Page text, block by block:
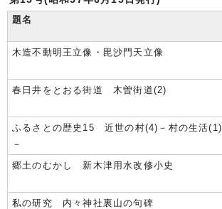
題名
木造不動明王立像・毘沙門天立像
春日井をとおる街道 木曽街道(2)
ふるさとの歴史15 近世の村(4)－村の生活(1)
－
郷土のむかし 新木津用水改修小史
私の研究 内々神社裏山の句碑